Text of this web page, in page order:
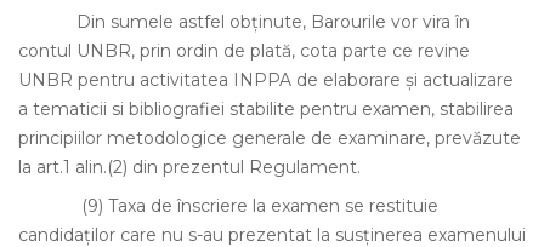
Din sumele astfel obţinute, Barourile vor vira în
contul UNBR, prin ordin de plată, cota parte ce revine
UNBR pentru activitatea INPPA de elaborare şi actualizare
a tematicii si bibliografiei stabilite pentru examen, stabilirea
principiilor metodologice generale de examinare, prevăzute
la art.1 alin.(2) din prezentul Regulament.
(9) Taxa de înscriere la examen se restituie
candidaţilor care nu s-au prezentat la susţinerea examenului